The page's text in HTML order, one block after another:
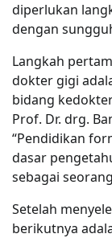
diperlukan
dengan
Langkah
dokter gigi
bidang
Prof. Dr. drg.
“Pendidikan
dasar
sebagai
Setelah
berikutnya